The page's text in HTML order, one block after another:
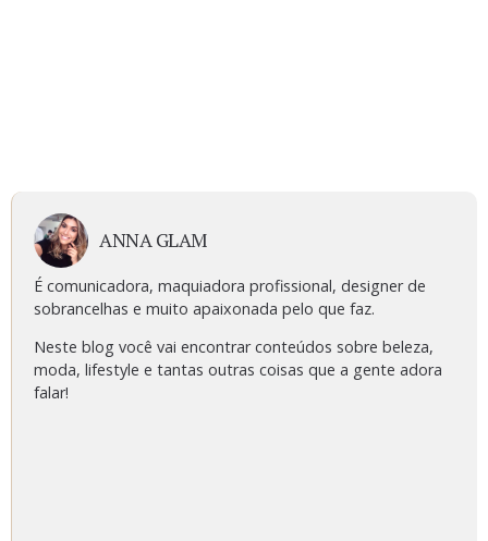
ANNA GLAM
É comunicadora, maquiadora profissional, designer de
sobrancelhas e muito apaixonada pelo que faz.
Neste blog você vai encontrar conteúdos sobre beleza,
moda, lifestyle e tantas outras coisas que a gente adora
falar!